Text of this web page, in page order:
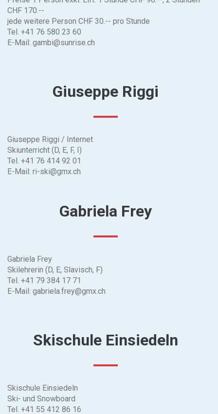
CHF 170.--
jede weitere Person CHF 30.-- pro Stunde
Tel. +41 76 580 23 60
E-Mail: gambi@sunrise.ch
Giuseppe Riggi
Giuseppe Riggi / Internet
Skiunterricht (D, E, F, I)
Tel. +41 76 414 92 01
E-Mail: ri-ski@gmx.ch
Gabriela Frey
Gabriela Frey
Skilehrerin (D, E, Slavisch, F)
Tel. +41 79 384 17 71
E-Mail: gabriela.frey@gmx.ch
Skischule Einsiedeln
Skischule Einsiedeln
Ski- und Snowboard
Tel. +41 55 412 86 16